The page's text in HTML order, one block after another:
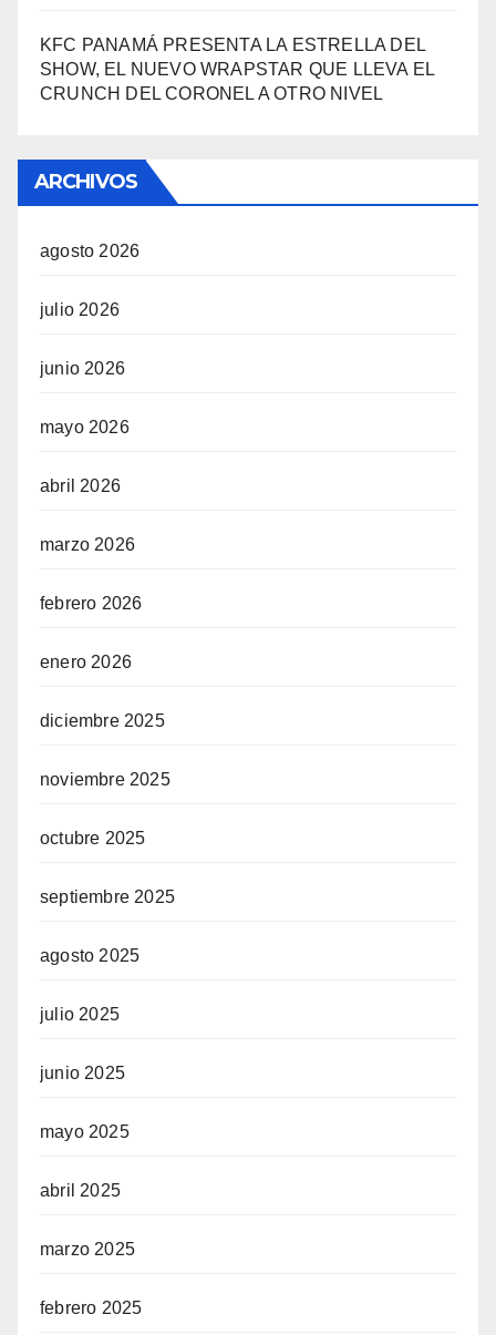
KFC PANAMÁ PRESENTA LA ESTRELLA DEL
SHOW, EL NUEVO WRAPSTAR QUE LLEVA EL
CRUNCH DEL CORONEL A OTRO NIVEL
ARCHIVOS
agosto 2026
julio 2026
junio 2026
mayo 2026
abril 2026
marzo 2026
febrero 2026
enero 2026
diciembre 2025
noviembre 2025
octubre 2025
septiembre 2025
agosto 2025
julio 2025
junio 2025
mayo 2025
abril 2025
marzo 2025
febrero 2025